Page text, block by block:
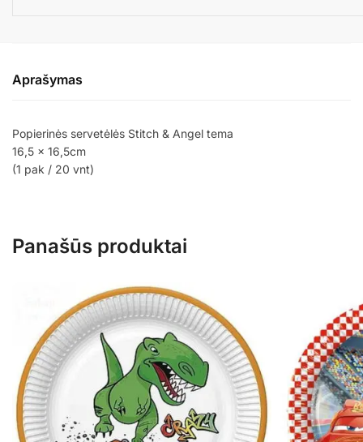
Aprašymas
Popierinės servetėlės Stitch & Angel tema
16,5 x 16,5cm
(1 pak / 20 vnt)
Panašūs produktai